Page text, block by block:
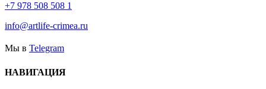
+7 978 508 508 1
info@artlife-crimea.ru
Мы в Telegram
НАВИГАЦИЯ